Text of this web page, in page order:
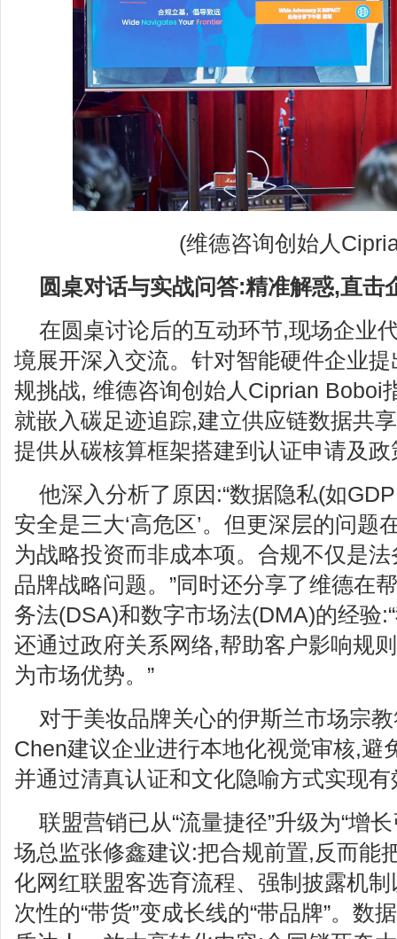
(维德咨询创始人
圆桌对话与实战问答:精准解惑,直击
在圆桌讨论后的互动环节,现场企业
境展开深入交流。针对智能硬件企业提
规挑战, 维德咨询创始人Ciprian Boboi
就嵌入碳足迹追踪,建立供应链数据共
提供从碳核算框架搭建到认证申请及
他深入分析了原因:“数据隐私(如
安全是三大‘高危区’。但更深层的问题
为战略投资而非成本项。合规不仅是
品牌战略问题。”同时还分享了维德在
务法(DSA)和数字市场法(DMA)的经验
还通过政府关系网络,帮助客户影响规
为市场优势。”
对于美妆品牌关心的伊斯兰市场宗
Chen建议企业进行本地化视觉审核,避
并通过清真认证和文化隐喻方式实现
联盟营销已从“流量捷径”升级为“增
场总监张修鑫建议:把合规前置,反而
化网红联盟客选育流程、强制披露机
次性的“带货”变成长线的“带品牌”。数